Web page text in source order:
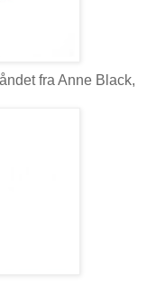
fra Anne Black,